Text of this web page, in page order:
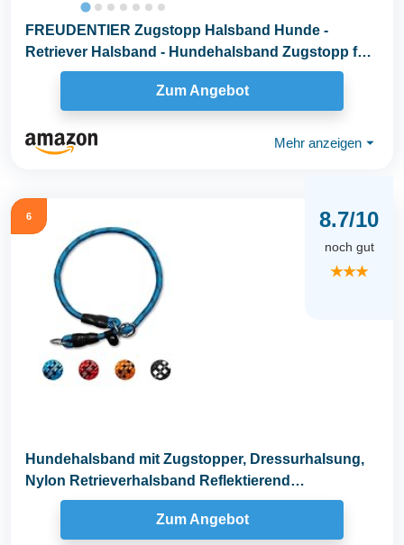
FREUDENTIER Zugstopp Halsband Hunde -
Retriever Halsband - Hundehalsband Zugstopp für
kleine...
Zum Angebot
Mehr anzeigen ⏷
6 8.7/10
noch gut
★★★
Hundehalsband mit Zugstopper, Dressurhalsung,
Nylon Retrieverhalsband Reflektierend
Verstellbare...
Zum Angebot